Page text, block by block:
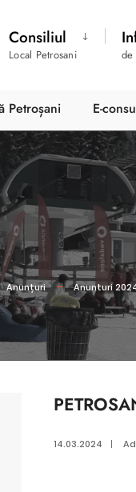
Consiliul
Local Petrosani de
Petroșani E-
Anunțuri Anunturi
14.03.2024 |